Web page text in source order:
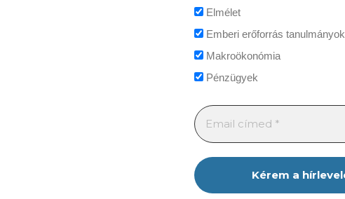
Elmélet
Emberi erőforrás tanulmányok
Makroökonómia
Pénzügyek